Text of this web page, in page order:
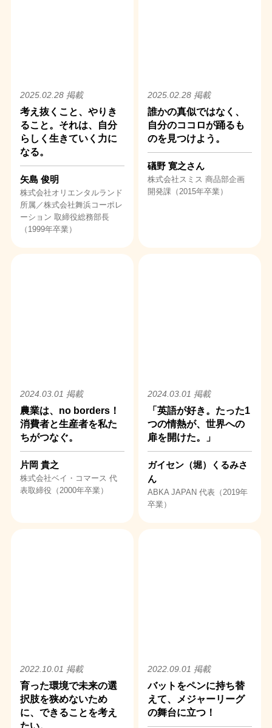
2025.02.28 掲載
考え抜くこと、やりき
ること。それは、自分
らしく生きていく力に
なる。
矢島 俊明
株式会社オリエンタルランド
所属／株式会社舞浜コーポレ
ーション 取締役総務部長
（1999年卒業）
2025.02.28 掲載
誰かの真似ではなく、
自分のココロが踊るも
のを見つけよう。
礒野 寛之さん
株式会社スミス 商品部企画
開発課（2015年卒業）
2024.03.01 掲載
農業は、no borders！
消費者と生産者を私た
ちがつなぐ。
片岡 貴之
株式会社ベイ・コマース 代
表取締役（2000年卒業）
2024.03.01 掲載
「英語が好き。たった1
つの情熱が、世界への
扉を開けた。」
ガイセン（堀）くるみさ
ん
ABKA JAPAN 代表（2019年
卒業）
2022.10.01 掲載
育った環境で未来の選
択肢を狭めないため
に、できることを考え
たい。
2022.09.01 掲載
バットをペンに持ち替
えて、メジャーリーグ
の舞台に立つ！